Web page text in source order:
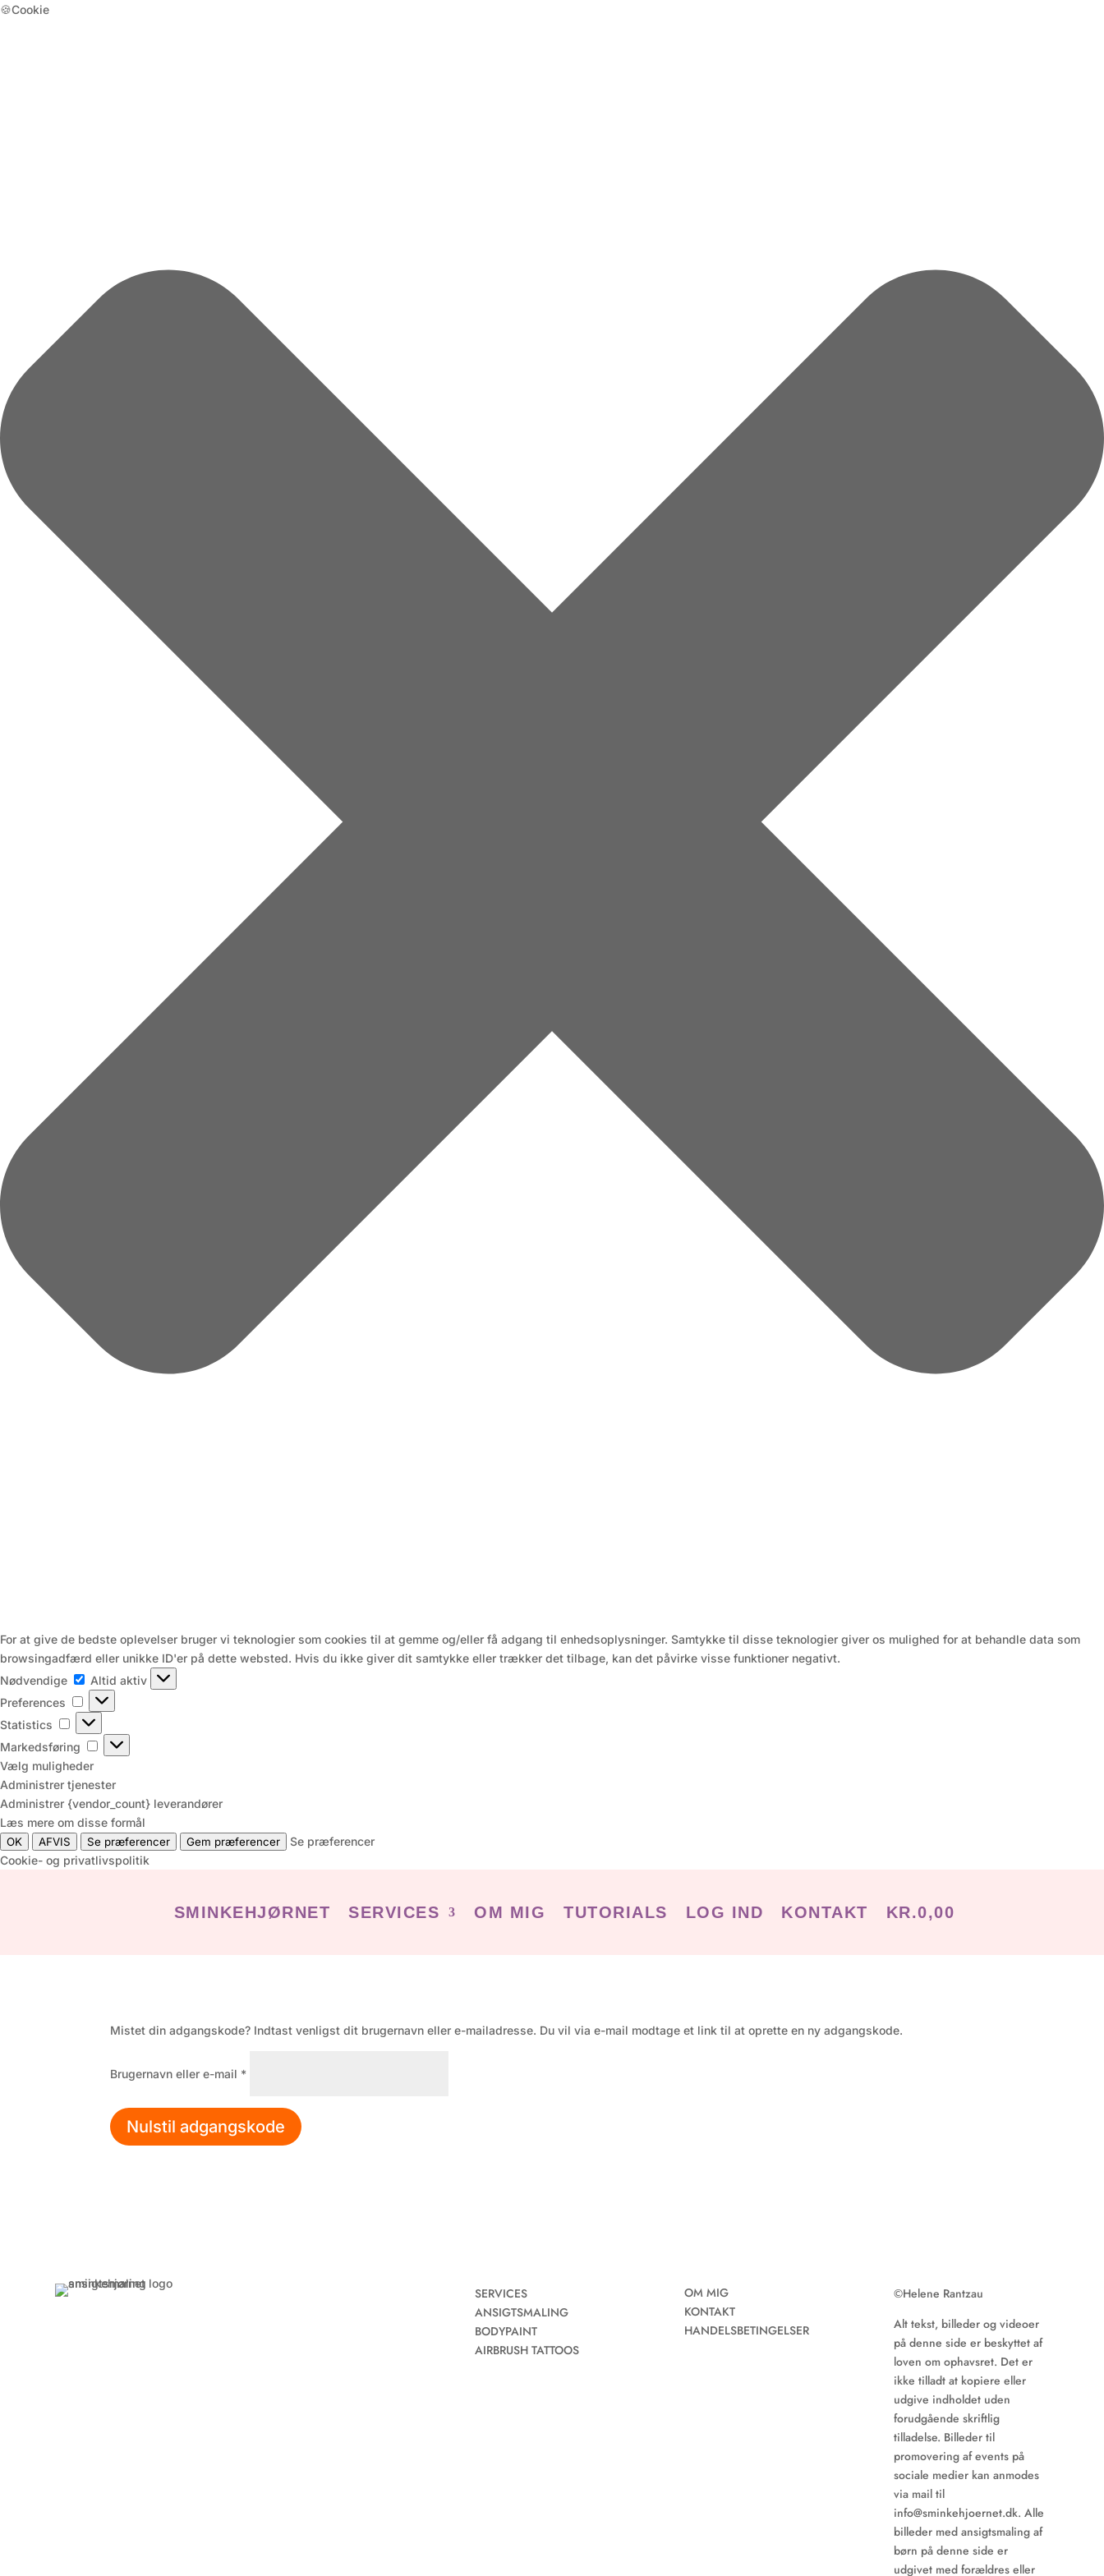
🍪Cookie
For at give de bedste oplevelser bruger vi teknologier som cookies til at gemme og/eller få adgang til enhedsoplysninger. Samtykke til disse teknologier giver os mulighed for at behandle data som
browsingadfærd eller unikke ID'er på dette websted. Hvis du ikke giver dit samtykke eller trækker det tilbage, kan det påvirke visse funktioner negativt.
Nødvendige
Nødvendige
Altid aktiv
Preferences
Preferences
Statistics
Statistics
Markedsføring
Markedsføring
Vælg muligheder
Administrer tjenester
Administrer {vendor_count} leverandører
Læs mere om disse formål
OK AFVIS Se præferencer Gem præferencer
Se præferencer
Cookie- og privatlivspolitik
SMINKEHJØRNET SERVICES OM MIG TUTORIALS LOG IND KONTAKT KR.0,00
Mistet din adgangskode? Indtast venligst dit brugernavn eller e-mailadresse. Du vil via e-mail modtage et link til at oprette en ny adgangskode.
Brugernavn eller e-mail *
Nulstil adgangskode
SERVICES
ANSIGTSMALING
BODYPAINT
AIRBRUSH TATTOOS
OM MIG
KONTAKT
HANDELSBETINGELSER
©Helene Rantzau
Alt tekst, billeder og videoer
på denne side er beskyttet af
loven om ophavsret. Det er
ikke tilladt at kopiere eller
udgive indholdet uden
forudgående skriftlig
tilladelse. Billeder til
promovering af events på
sociale medier kan anmodes
via mail til
info@sminkehjoernet.dk. Alle
billeder med ansigtsmaling af
børn på denne side er
udgivet med forældres eller